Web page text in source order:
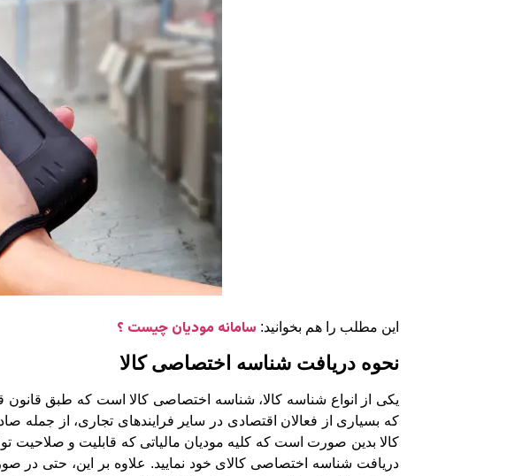
این مطلب را هم بخوانید: سامانه مودیان چیست ؟
نحوه دریافت شناسه اختصاصی کالا
یکی از انواع شناسه کالا، شناسه اختصاصی کالا است که طبق
که بسیاری از فعالان اقتصادی در سایر فرایندهای تجاری، از جمله
دریافت شناسه اختصاصی کالای خود نمایید. علاوه بر این، حتی در